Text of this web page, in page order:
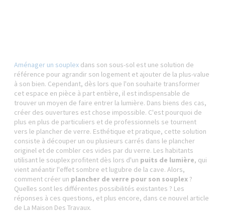
Aménager un souplex dans son sous-sol est une solution de
référence pour agrandir son logement et ajouter de la plus-value
à son bien. Cependant, dès lors que l'on souhaite transformer
cet espace en pièce à part entière, il est indispensable de
trouver un moyen de faire entrer la lumière. Dans biens des cas,
créer des ouvertures est chose impossible. C'est pourquoi de
plus en plus de particuliers et de professionnels se tournent
vers le plancher de verre. Esthétique et pratique, cette solution
consiste à découper un ou plusieurs carrés dans le plancher
originel et de combler ces vides par du verre. Les habitants
utilisant le souplex profitent dès lors d'un puits de lumière, qui
vient anéantir l'effet sombre et lugubre de la cave. Alors,
comment créer un plancher de verre pour son souplex ?
Quelles sont les différentes possibilités existantes ? Les
réponses à ces questions, et plus encore, dans ce nouvel article
de La Maison Des Travaux.